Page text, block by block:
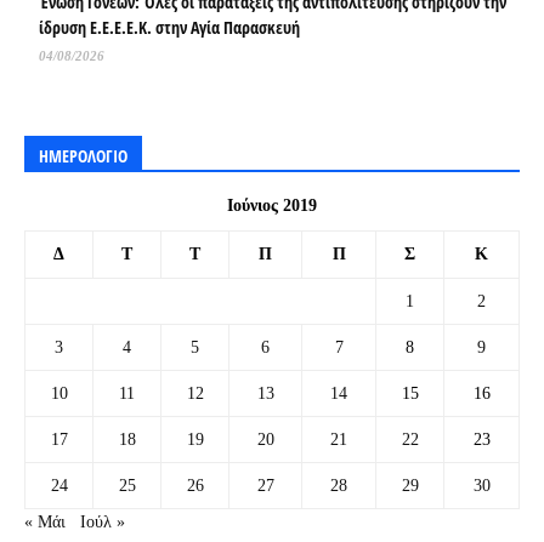
ίδρυση Ε.Ε.Ε.Ε.Κ. στην Αγία Παρασκευή
04/08/2026
ΗΜΕΡΟΛΟΓΙΟ
Ιούνιος 2019
Δ Τ Τ Π Π Σ Κ
1 2
3 4 5 6 7 8 9
10 11 12 13 14 15 16
17 18 19 20 21 22 23
24 25 26 27 28 29
30
« Μάι
Ιούλ »